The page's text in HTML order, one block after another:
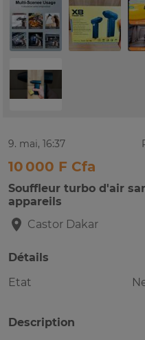
9. mai, 16:37
10 000 F Cfa
Souffleur turbo d'air
appareils
Castor Dakar
Détails
Etat
Description